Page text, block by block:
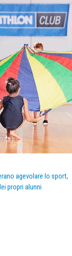
agevolare lo sport,
propri alunni